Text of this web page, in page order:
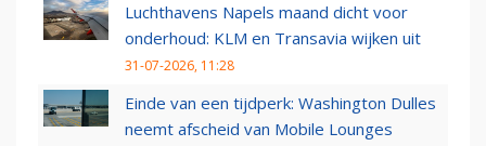
Luchthavens Napels maand dicht voor
onderhoud: KLM en Transavia wijken uit
31-07-2026, 11:28
Einde van een tijdperk: Washington Dulles
neemt afscheid van Mobile Lounges